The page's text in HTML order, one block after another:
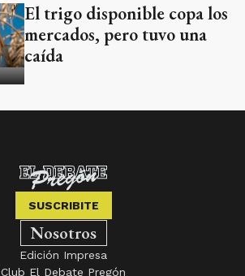
El trigo disponible copa los
mercados, pero tuvo una
caída
SUSCRIBITE
Nosotros
Edición Impresa
Club El Debate Pregón